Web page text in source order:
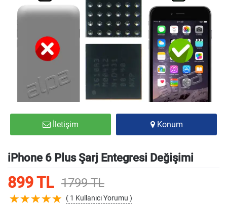
İletişim Konum
iPhone 6 Plus Şarj Entegresi Değişimi
899 TL 1799 TL
( 1 Kullanıcı Yorumu )